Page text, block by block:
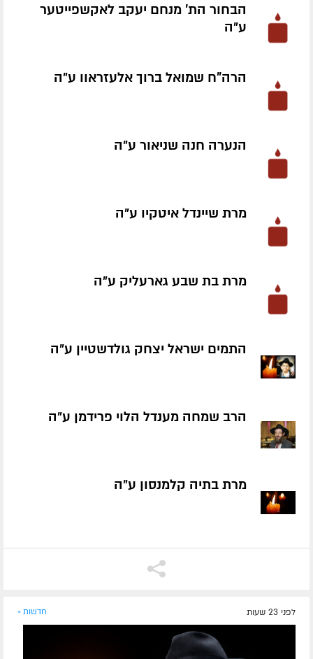
הבחור הת' מנחם יעקב לאקשפייטער
ע״ה
הרה"ח שמואל ברוך אלעזראוו ע״ה
הנערה חנה שניאור ע״ה
מרת שיינדל איטקיו ע״ה
מרת בת שבע גארעליק ע״ה
התמים ישראל יצחק גולדשטיין ע״ה
הרב שמחה מענדל הלוי פרידמן ע״ה
מרת בתיה קלמנסון ע״ה
לפני 23 שעות חדשות »